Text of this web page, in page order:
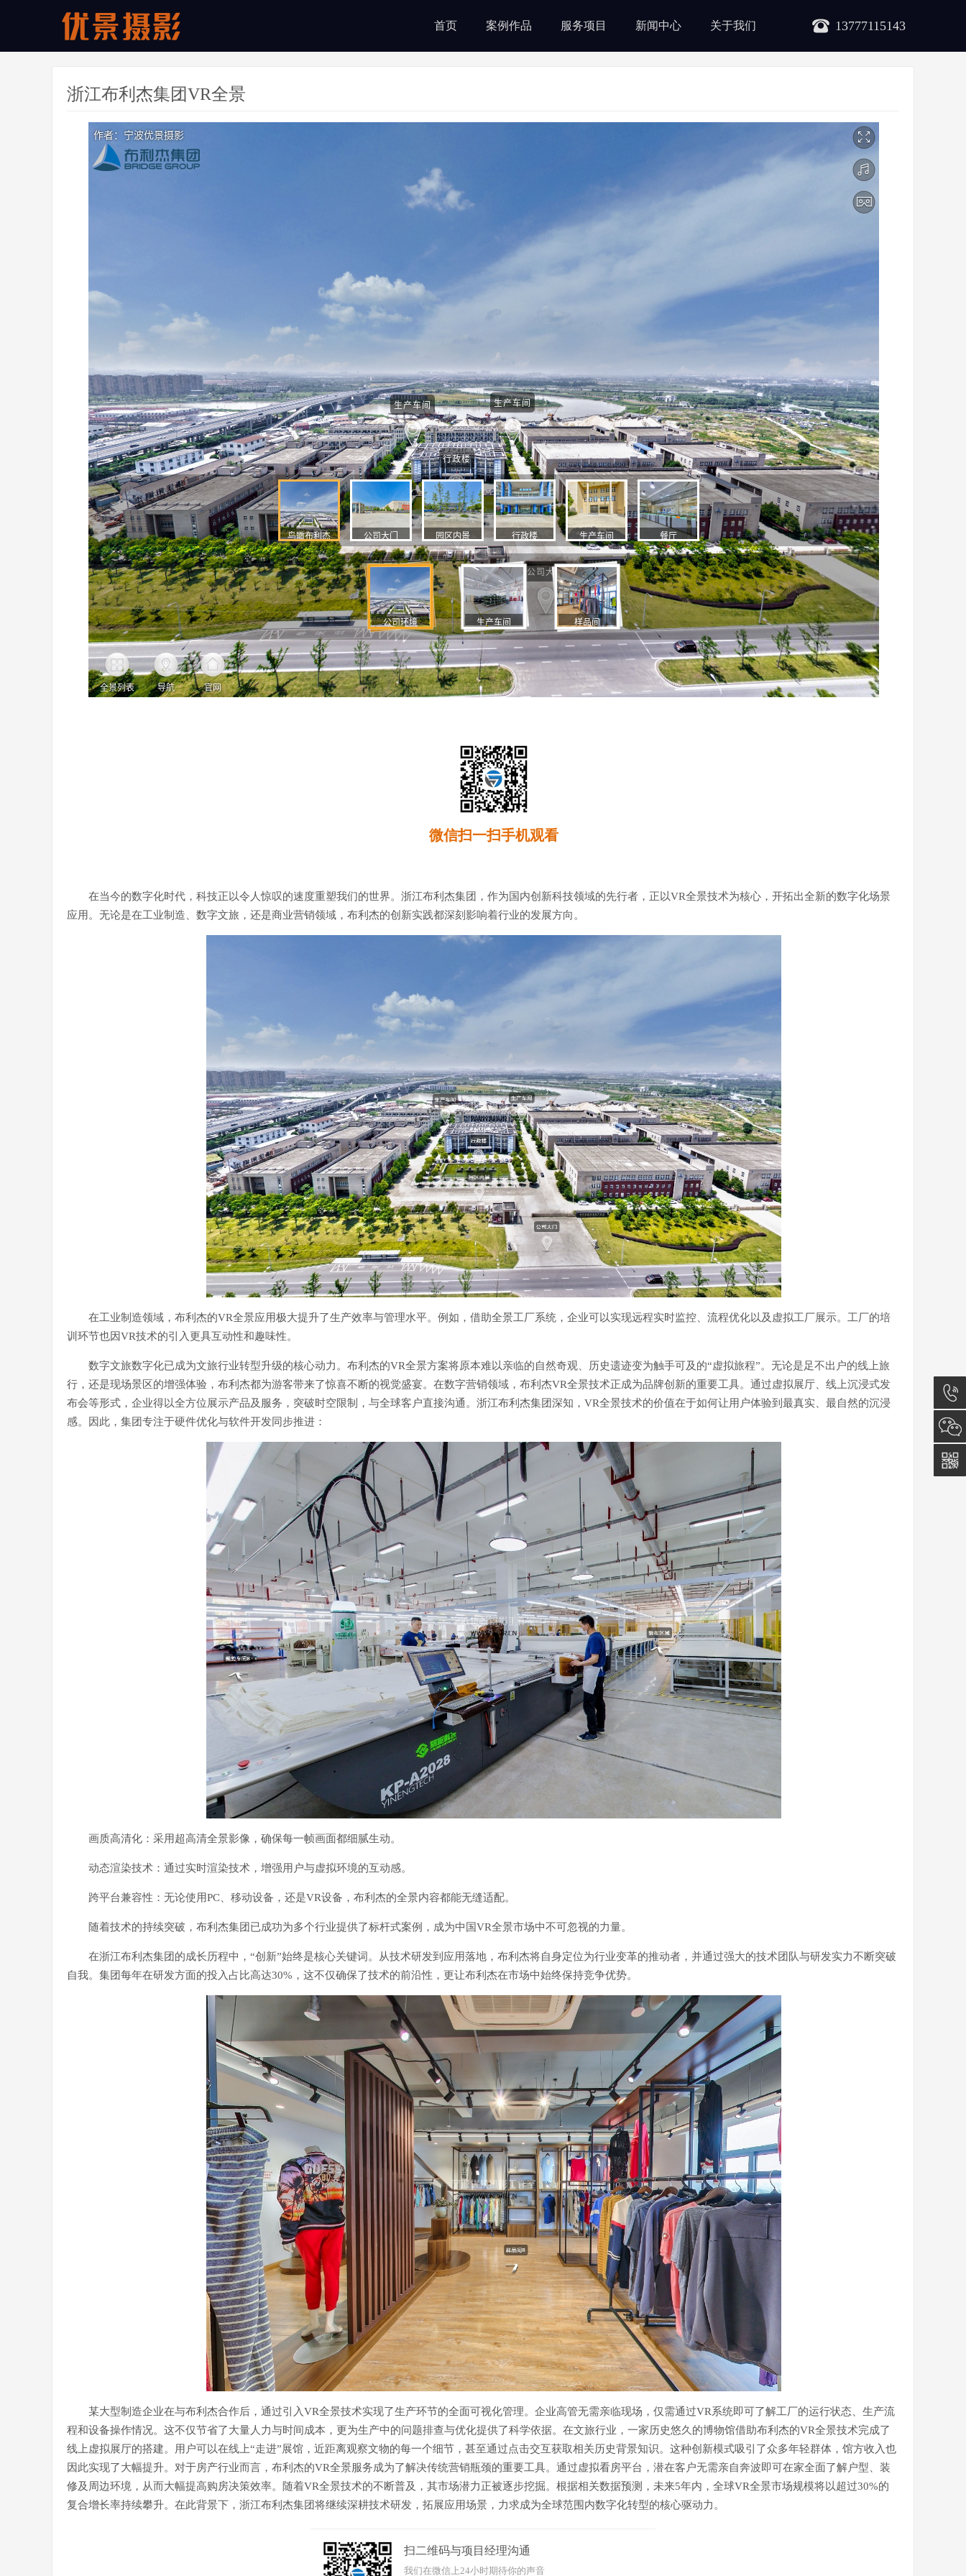
13777115143
首页 案例作品 服务项目 新闻中心 关于我们
浙江布利杰集团VR全景
微信扫一扫手机观看
在当今的数字化时代，科技正以令人惊叹的速度重塑我们的世界。浙江布利杰集团，作为国内创新科技领域的先行者，正以VR全景技术为核心，开拓出全新的数字化场景
应用。无论是在工业制造、数字文旅，还是商业营销领域，布利杰的创新实践都深刻影响着行业的发展方向。
在工业制造领域，布利杰的VR全景应用极大提升了生产效率与管理水平。例如，借助全景工厂系统，企业可以实现远程实时监控、流程优化以及虚拟工厂展示。工厂的培
训环节也因VR技术的引入更具互动性和趣味性。
数字文旅数字化已成为文旅行业转型升级的核心动力。布利杰的VR全景方案将原本难以亲临的自然奇观、历史遗迹变为触手可及的“虚拟旅程”。无论是足不出户的线上旅
行，还是现场景区的增强体验，布利杰都为游客带来了惊喜不断的视觉盛宴。在数字营销领域，布利杰VR全景技术正成为品牌创新的重要工具。通过虚拟展厅、线上沉浸式发
布会等形式，企业得以全方位展示产品及服务，突破时空限制，与全球客户直接沟通。浙江布利杰集团深知，VR全景技术的价值在于如何让用户体验到最真实、最自然的沉浸
感。因此，集团专注于硬件优化与软件开发同步推进：
画质高清化：采用超高清全景影像，确保每一帧画面都细腻生动。
动态渲染技术：通过实时渲染技术，增强用户与虚拟环境的互动感。
跨平台兼容性：无论使用PC、移动设备，还是VR设备，布利杰的全景内容都能无缝适配。
随着技术的持续突破，布利杰集团已成功为多个行业提供了标杆式案例，成为中国VR全景市场中不可忽视的力量。
在浙江布利杰集团的成长历程中，“创新”始终是核心关键词。从技术研发到应用落地，布利杰将自身定位为行业变革的推动者，并通过强大的技术团队与研发实力不断突破
自我。集团每年在研发方面的投入占比高达30%，这不仅确保了技术的前沿性，更让布利杰在市场中始终保持竞争优势。
某大型制造企业在与布利杰合作后，通过引入VR全景技术实现了生产环节的全面可视化管理。企业高管无需亲临现场，仅需通过VR系统即可了解工厂的运行状态、生产流
程和设备操作情况。这不仅节省了大量人力与时间成本，更为生产中的问题排查与优化提供了科学依据。在文旅行业，一家历史悠久的博物馆借助布利杰的VR全景技术完成了
线上虚拟展厅的搭建。用户可以在线上“走进”展馆，近距离观察文物的每一个细节，甚至通过点击交互获取相关历史背景知识。这种创新模式吸引了众多年轻群体，馆方收入也
因此实现了大幅提升。对于房产行业而言，布利杰的VR全景服务成为了解决传统营销瓶颈的重要工具。通过虚拟看房平台，潜在客户无需亲自奔波即可在家全面了解户型、装
修及周边环境，从而大幅提高购房决策效率。随着VR全景技术的不断普及，其市场潜力正被逐步挖掘。根据相关数据预测，未来5年内，全球VR全景市场规模将以超过30%的
复合增长率持续攀升。在此背景下，浙江布利杰集团将继续深耕技术研发，拓展应用场景，力求成为全球范围内数字化转型的核心驱动力。
扫二维码与项目经理沟通
我们在微信上24小时期待你的声音